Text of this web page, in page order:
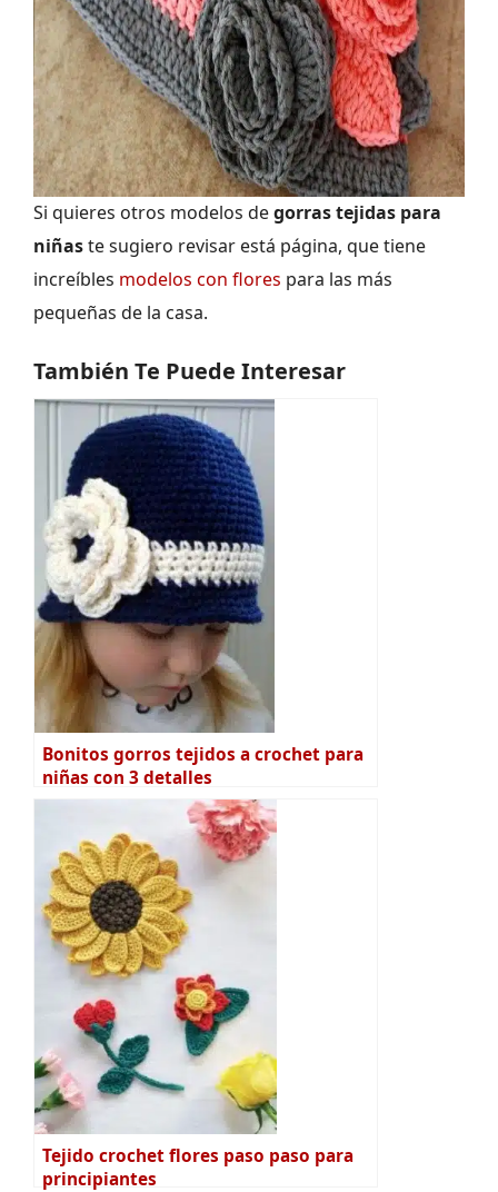
Si quieres otros modelos degorras tejidas para
niñaste sugiero revisar está página, que tiene
increíbles modelos con flores para las más
pequeñas de la casa.
También Te Puede Interesar
Bonitos gorros tejidos a crochet para
niñas con 3 detalles
Tejido crochet flores paso paso para
principiantes